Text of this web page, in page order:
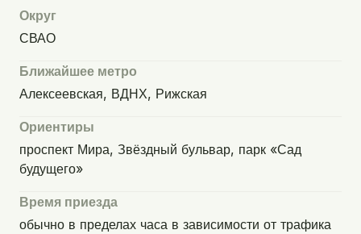
Округ
СВАО
Ближайшее метро
Алексеевская, ВДНХ, Рижская
Ориентиры
проспект Мира, Звёздный бульвар, парк «Сад
будущего»
Время приезда
обычно в пределах часа в зависимости от трафика